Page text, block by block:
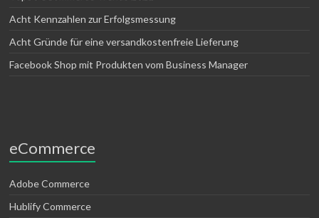
Acht Kennzahlen zur Erfolgsmessung
Acht Gründe für eine versandkostenfreie Lieferung
Facebook Shop mit Produkten vom Business Manager
eCommerce
Adobe Commerce
Hublify Commerce